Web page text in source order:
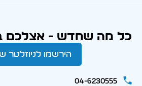
כל מה שחדש - אצלכם
הירשמו לניוזלטר
04-6230555